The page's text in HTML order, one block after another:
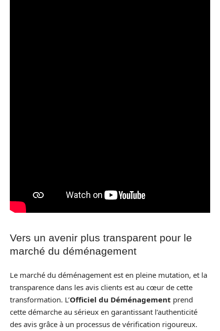
Vers un avenir plus transparent pour le
marché du déménagement
Le marché du déménagement est en pleine mutation, et la
transparence dans les avis clients est au cœur de cette
transformation. L’Officiel du Déménagement prend
cette démarche au sérieux en garantissant l’authenticité
des avis grâce à un processus de vérification rigoureux.